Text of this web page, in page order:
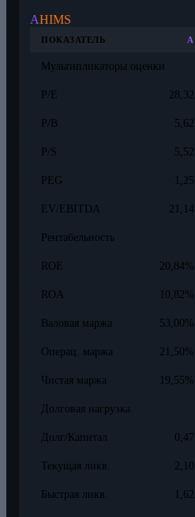
AHIMS
ПОКАЗАТЕЛЬ A
Мультипликаторы оценки
P/E 28,32
P/B 5,62
P/S 5,52
PEG 1,25
EV/EBITDA 21,14
Рентабельность
ROE 20,84%
ROA 10,82%
Валовая маржа 53,00%
Операц. маржа 21,50%
Чистая маржа 19,55%
Долговая нагрузка
Долг/Капитал 0,47
Текущая ликв. 2,10
Быстрая ликв. 1,62